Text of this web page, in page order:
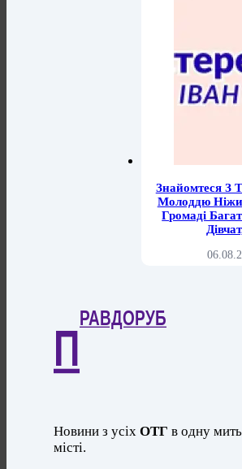
Знайомтеся З
Молоддю
Громаді
П
РАВДОРУБ
Новини з усіхОТГ в одну
місті.